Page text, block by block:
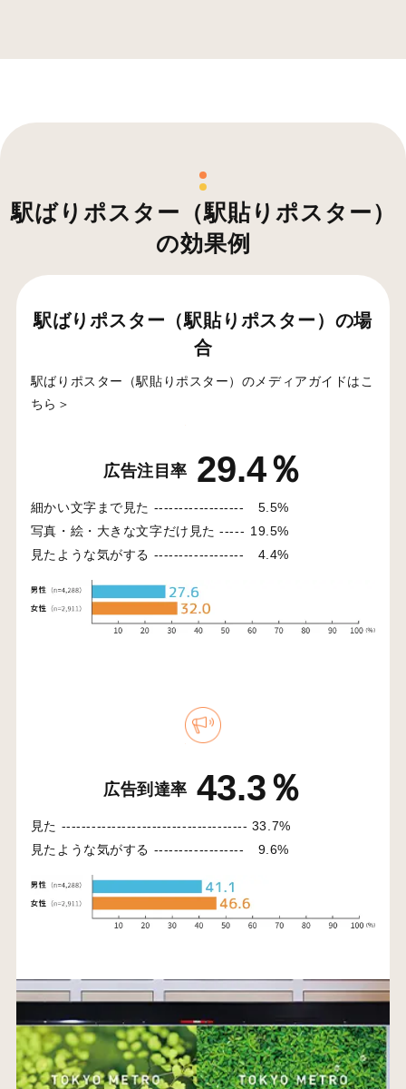
駅ばりポスター（駅貼りポスター）
の効果例
駅ばりポスター（駅貼りポスター）の場
合
駅ばりポスター（駅貼りポスター）のメディアガイドはこ
ちら＞
広告注目率 29.4％
細かい文字まで見た ------------------
5.5%
写真・絵・大きな文字だけ見た ----- 19.5%
見たような気がする ------------------
4.4%
広告到達率 43.3％
見た ------------------------------------- 33.7%
見たような気がする ------------------
9.6%